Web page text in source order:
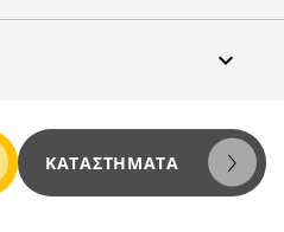

ΚΑΤΑΣΤΉΜΑΤΑ